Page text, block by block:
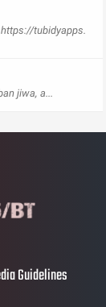
tubidyapps.
jiwa, a...
Guidelines